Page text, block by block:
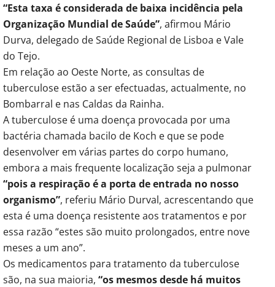
“Esta taxa é considerada de baixa incidência pela
Organização Mundial de Saúde”, afirmou Mário
Durva, delegado de Saúde Regional de Lisboa e Vale
do Tejo.
Em relação ao Oeste Norte, as consultas de
tuberculose estão a ser efectuadas, actualmente, no
Bombarral e nas Caldas da Rainha.
A tuberculose é uma doença provocada por uma
bactéria chamada bacilo de Koch e que se pode
desenvolver em várias partes do corpo humano,
embora a mais frequente localização seja a pulmonar
“pois a respiração é a porta de entrada no nosso
organismo”, referiu Mário Durval, acrescentando que
esta é uma doença resistente aos tratamentos e por
essa razão “estes são muito prolongados, entre nove
meses a um ano”.
Os medicamentos para tratamento da tuberculose
são, na sua maioria, “os mesmos desde há muitos